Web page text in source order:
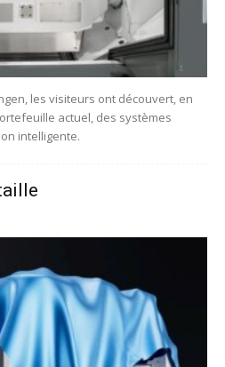
les visiteurs ont découvert, en
actuel, des systèmes
intelligente.